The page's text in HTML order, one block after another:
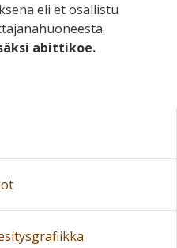
eli et osallistu
abittikoe.